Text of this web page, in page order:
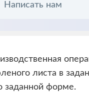
Написать нам
листа в
заданной форме.